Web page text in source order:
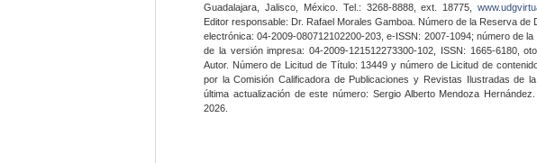
Guadalajara, Jalisco, México. Tel.: 3268-8888, ext. 18775,
Editor responsable: Dr. Rafael Morales Gamboa. Número de la Reserva
electrónica: 04-2009-080712102200-203, e-ISSN: 2007-1094; número de
de la versión impresa: 04-2009-121512273300-102, ISSN: 1665-6180,
Autor. Número de Licitud de Título: 13449 y número de Licitud de
por la Comisión Calificadora de Publicaciones y Revistas Ilustradas de
última actualización de este número: Sergio Alberto Mendoza
2026.